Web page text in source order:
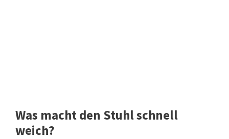
Was macht den Stuhl schnell
weich?